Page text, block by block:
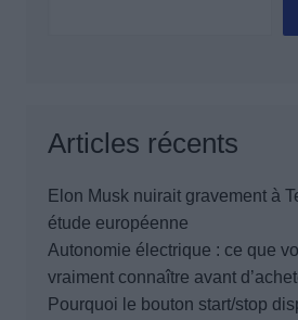
Articles récents
Elon Musk nuirait gravement à
étude européenne
Autonomie électrique : ce que
vraiment connaître avant
Pourquoi le bouton start/stop